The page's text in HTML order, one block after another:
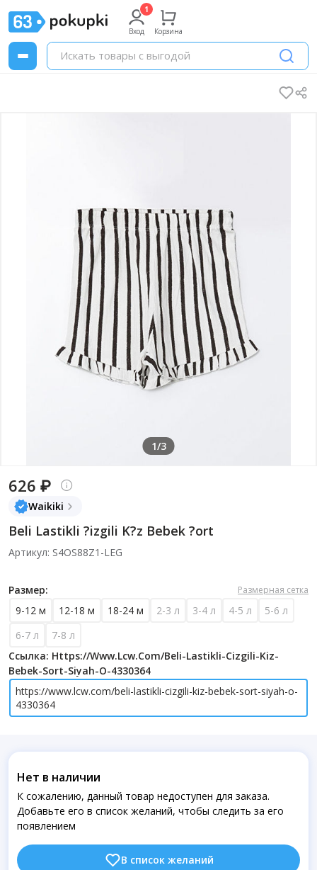
Вход Корзина
1/3
626 ₽
Waikiki
Beli Lastikli ?izgili K?z Bebek ?ort
Артикул: S4OS88Z1-LEG
Размер: Размерная сетка
9-12 м 12-18 м 18-24 м 2-3 л 3-4 л 4-5 л
5-6 л
6-7 л
7-8 л
Ссылка: Https://www.lcw.com/beli-Lastikli-Cizgili-Kiz-
Bebek-Sort-Siyah-O-4330364
https://www.lcw.com/beli-lastikli-cizgili-kiz-bebek-sort-siyah-o-
4330364
Нет в наличии
К сожалению, данный товар недоступен для заказа.
Добавьте его в список желаний, чтобы следить за его
появлением
В список желаний